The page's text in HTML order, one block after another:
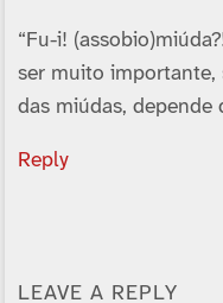
“Fu-i!
ser muito
das miúdas, depende
Reply
LEAVE A REPLY